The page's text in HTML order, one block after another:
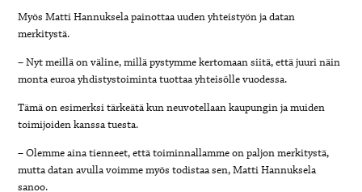
Myös Matti Hannuksela painottaa uuden yhteistyön ja datan
merkitystä.
– Nyt meillä on väline, millä pystymme kertomaan siitä, että juuri näin
monta euroa yhdistystoiminta tuottaa yhteisölle vuodessa.
Tämä on esimerksi tärkeätä kun neuvotellaan kaupungin ja muiden
toimijoiden kanssa tuesta.
– Olemme aina tienneet, että toiminnallamme on paljon merkitystä,
mutta datan avulla voimme myös todistaa sen, Matti Hannuksela
sanoo.